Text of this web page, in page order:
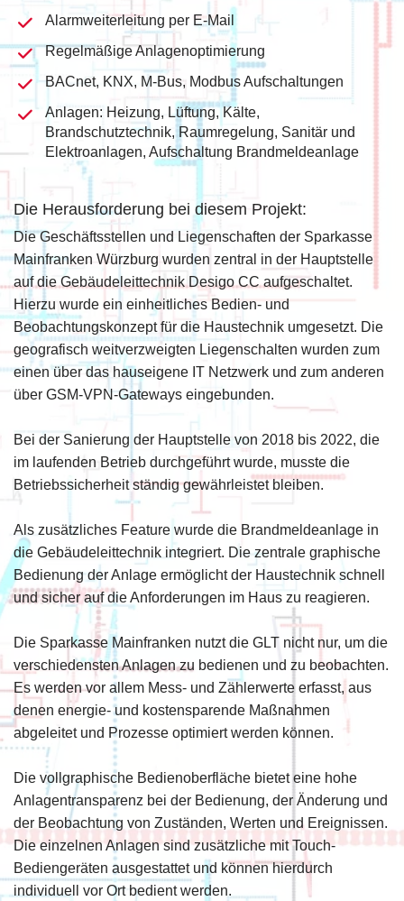
Alarmweiterleitung per E-Mail
Regelmäßige Anlagenoptimierung
BACnet, KNX, M-Bus, Modbus Aufschaltungen
Anlagen: Heizung, Lüftung, Kälte,
Brandschutztechnik, Raumregelung, Sanitär und
Elektroanlagen, Aufschaltung Brandmeldeanlage
Die Herausforderung bei diesem Projekt:
Die Geschäftsstellen und Liegenschaften der Sparkasse
Mainfranken Würzburg wurden zentral in der Hauptstelle
auf die Gebäudeleittechnik Desigo CC aufgeschaltet.
Hierzu wurde ein einheitliches Bedien- und
Beobachtungskonzept für die Haustechnik umgesetzt. Die
geografisch weitverzweigten Liegenschalten wurden zum
einen über das hauseigene IT Netzwerk und zum anderen
über GSM-VPN-Gateways eingebunden.
Bei der Sanierung der Hauptstelle von 2018 bis 2022, die
im laufenden Betrieb durchgeführt wurde, musste die
Betriebssicherheit ständig gewährleistet bleiben.
Als zusätzliches Feature wurde die Brandmeldeanlage in
die Gebäudeleittechnik integriert. Die zentrale graphische
Bedienung der Anlage ermöglicht der Haustechnik schnell
und sicher auf die Anforderungen im Haus zu reagieren.
Die Sparkasse Mainfranken nutzt die GLT nicht nur, um die
verschiedensten Anlagen zu bedienen und zu beobachten.
Es werden vor allem Mess- und Zählerwerte erfasst, aus
denen energie- und kostensparende Maßnahmen
abgeleitet und Prozesse optimiert werden können.
Die vollgraphische Bedienoberfläche bietet eine hohe
Anlagentransparenz bei der Bedienung, der Änderung und
der Beobachtung von Zuständen, Werten und Ereignissen.
Die einzelnen Anlagen sind zusätzliche mit Touch-
Bediengeräten ausgestattet und können hierdurch
individuell vor Ort bedient werden.